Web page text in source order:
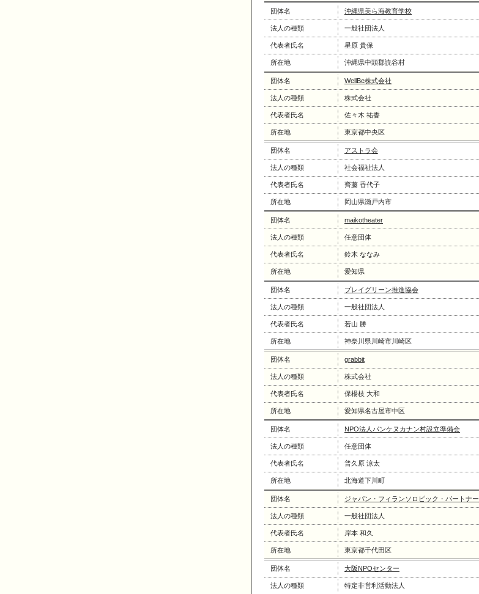
団体名 沖縄県美ら海教育学校
法人の種類 一般社団法人
代表者氏名 星原 貴保
所在地 沖縄県中頭郡読谷村
団体名 WellBe株式会社
法人の種類 株式会社
代表者氏名 佐々木 祐香
所在地 東京都中央区
団体名 アストラ会
法人の種類 社会福祉法人
代表者氏名 齊藤 香代子
所在地 岡山県瀬戸内市
団体名 maikotheater
法人の種類 任意団体
代表者氏名 鈴木 ななみ
所在地 愛知県
団体名 プレイグリーン推進協会
法人の種類 一般社団法人
代表者氏名 若山 勝
所在地 神奈川県川崎市川崎区
団体名 grabbit
法人の種類 株式会社
代表者氏名 保楊枝 大和
所在地 愛知県名古屋市中区
団体名 NPO法人パンケヌカナン村設立準備会
法人の種類 任意団体
代表者氏名 普久原 涼太
所在地 北海道下川町
団体名 ジャパン・フィランソロピック・パートナー
法人の種類 一般社団法人
代表者氏名 岸本 和久
所在地 東京都千代田区
団体名 大阪NPOセンター
法人の種類 特定非営利活動法人